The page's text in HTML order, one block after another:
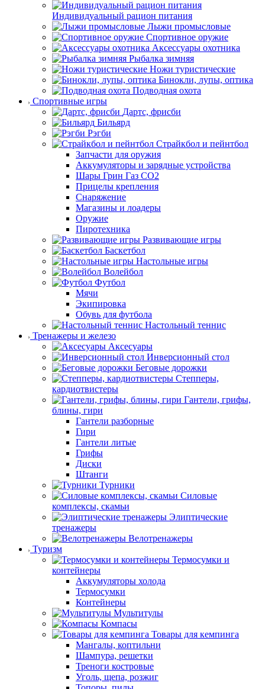
Индивидуальный рацион питания
Лыжи промысловые
Спортивное оружие
Аксессуары охотника
Рыбалка зимняя
Ножи туристические
Бинокли, лупы, оптика
Подводная охота
Спортивные игры
Дартс, фрисби
Бильярд
Рэгби
Страйкбол и пейнтбол
Запчасти для оружия
Аккумуляторы и зарядные устройства
Шары Грин Газ СО2
Прицелы крепления
Снаряжение
Магазины и лоадеры
Оружие
Пиротехника
Развивающие игры
Баскетбол
Настольные игры
Волейбол
Футбол
Мячи
Экипировка
Обувь для футбола
Настольный теннис
Тренажеры и железо
Аксесуары
Инверсионный стол
Беговые дорожки
Степперы,
кардиотвистеры
Гантели, грифы,
блины, гири
Гантели разборные
Гири
Гантели литые
Грифы
Диски
Штанги
Турники
Силовые
комплексы, скамьи
Элиптические
тренажеры
Велотренажеры
Туризм
Термосумки и
контейнеры
Аккумуляторы холода
Термосумки
Контейнеры
Мультитулы
Компасы
Товары для кемпинга
Мангалы, коптильни
Шампура, решетки
Треноги костровые
Уголь, щепа, розжиг